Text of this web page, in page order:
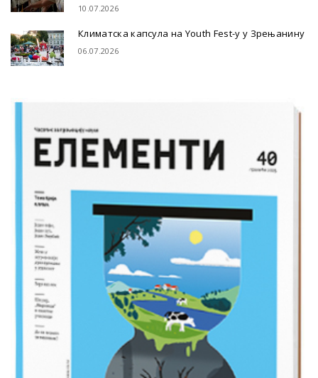
10.07.2026
Климатска капсула на Youth Fest-у у Зрењанину
06.07.2026